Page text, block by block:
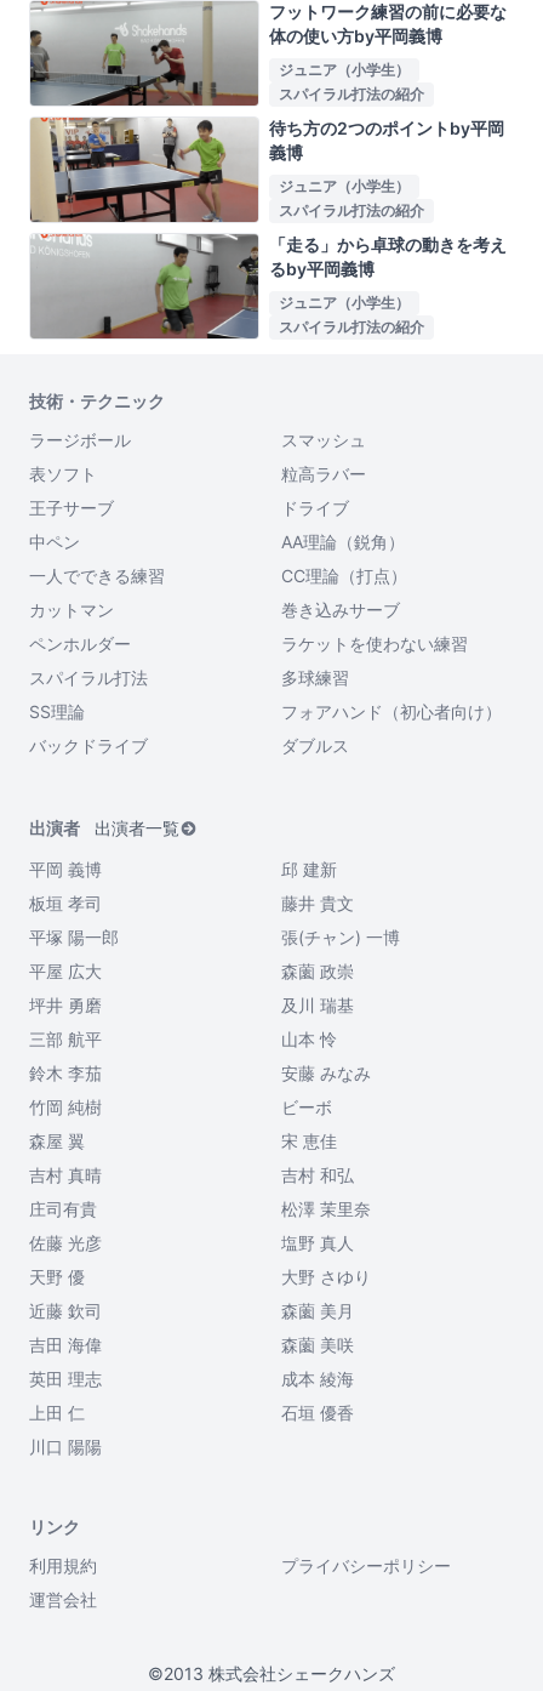
フットワーク練習の前に必要な
体の使い方by平岡義博
ジュニア（小学生）
スパイラル打法の紹介
待ち方の2つのポイントby平岡
義博
ジュニア（小学生）
スパイラル打法の紹介
「走る」から卓球の動きを考え
るby平岡義博
ジュニア（小学生）
スパイラル打法の紹介
技術・テクニック
ラージボール
スマッシュ
表ソフト
粒高ラバー
王子サーブ
ドライブ
中ペン
AA理論（鋭角）
一人でできる練習
CC理論（打点）
カットマン
巻き込みサーブ
ペンホルダー
ラケットを使わない練習
スパイラル打法
多球練習
SS理論
フォアハンド（初心者向け）
バックドライブ
ダブルス
出演者
出演者一覧
平岡 義博
邱 建新
板垣 孝司
藤井 貴文
平塚 陽一郎
張(チャン) 一博
平屋 広大
森薗 政崇
坪井 勇磨
及川 瑞基
三部 航平
山本 怜
鈴木 李茄
安藤 みなみ
竹岡 純樹
ビーボ
森屋 翼
宋 恵佳
吉村 真晴
吉村 和弘
庄司有貴
松澤 茉里奈
佐藤 光彦
塩野 真人
天野 優
大野 さゆり
近藤 欽司
森薗 美月
吉田 海偉
森薗 美咲
英田 理志
成本 綾海
上田 仁
石垣 優香
川口 陽陽
リンク
利用規約
プライバシーポリシー
運営会社
©2013 株式会社シェークハンズ